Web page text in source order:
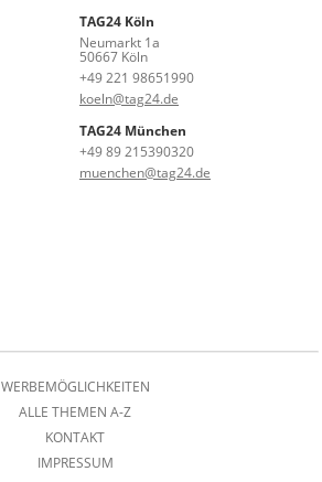
TAG24 Köln
Neumarkt 1a
50667 Köln
+49 221 98651990
koeln@tag24.de
TAG24 München
+49 89 215390320
muenchen@tag24.de
WERBEMÖGLICHKEITEN
ALLE THEMEN A-Z
KONTAKT
IMPRESSUM